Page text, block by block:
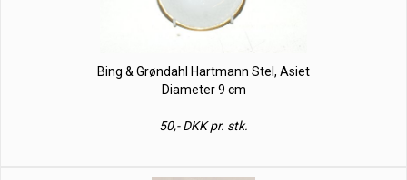
Bing & Grøndahl Hartmann Stel, Asiet
Diameter 9 cm
50,- DKK pr. stk.